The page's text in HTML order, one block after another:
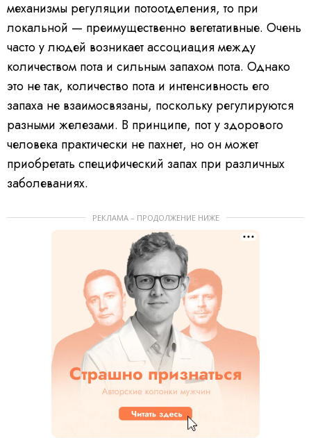
механизмы регуляции потоотделения, то при
локальной — преимущественно вегетативные. Очень
часто у людей возникает ассоциация между
количеством пота и сильным запахом пота. Однако
это не так, количество пота и интенсивность его
запаха не взаимосвязаны, поскольку регулируются
разными железами. В принципе, пот у здорового
человека практически не пахнет, но он может
приобретать специфический запах при различных
заболеваниях.
РЕКЛАМА – ПРОДОЛЖЕНИЕ НИЖЕ